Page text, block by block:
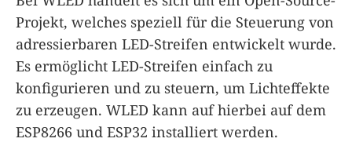
Projekt, welches speziell für die Steuerung von
adressierbaren LED-Streifen entwickelt wurde.
Es ermöglicht LED-Streifen einfach zu
konfigurieren und zu steuern, um Lichteffekte
zu erzeugen. WLED kann auf hierbei auf dem
ESP8266 und ESP32 installiert werden.